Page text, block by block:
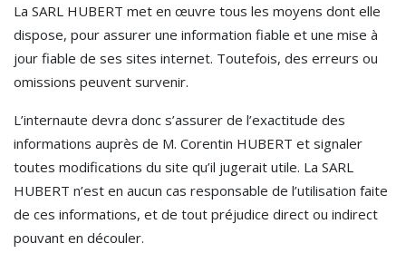
La SARL HUBERT met en œuvre tous les moyens dont elle
dispose, pour assurer une information fiable et une mise à
jour fiable de ses sites internet. Toutefois, des erreurs ou
omissions peuvent survenir.
L’internaute devra donc s’assurer de l’exactitude des
informations auprès de M. Corentin HUBERT et signaler
toutes modifications du site qu’il jugerait utile. La SARL
HUBERT n’est en aucun cas responsable de l’utilisation faite
de ces informations, et de tout préjudice direct ou indirect
pouvant en découler.